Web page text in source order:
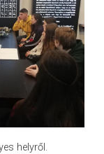
helyről.